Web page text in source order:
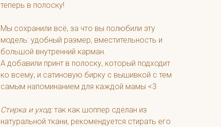
теперь в полоску!
Мы сохранили всё, за что вы полюбили эту
модель: удобный размер, вместительность и
большой внутренний карман.
А добавили принт в полоску, который подходит
ко всему, и сатиновую бирку с вышивкой с тем
самым напоминанием для каждой мамы <3
Стирка и уход:так как шоппер сделан из
натуральной ткани, рекомендуется стирать его